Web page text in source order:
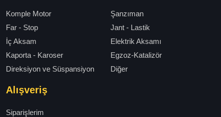
Komple Motor
Şanzıman
Far - Stop
Jant - Lastik
İç Aksam
Elektrik Aksamı
Kaporta - Karoser
Egzoz-Katalizör
Direksiyon ve Süspansiyon
Diğer
Alışveriş
Siparişlerim